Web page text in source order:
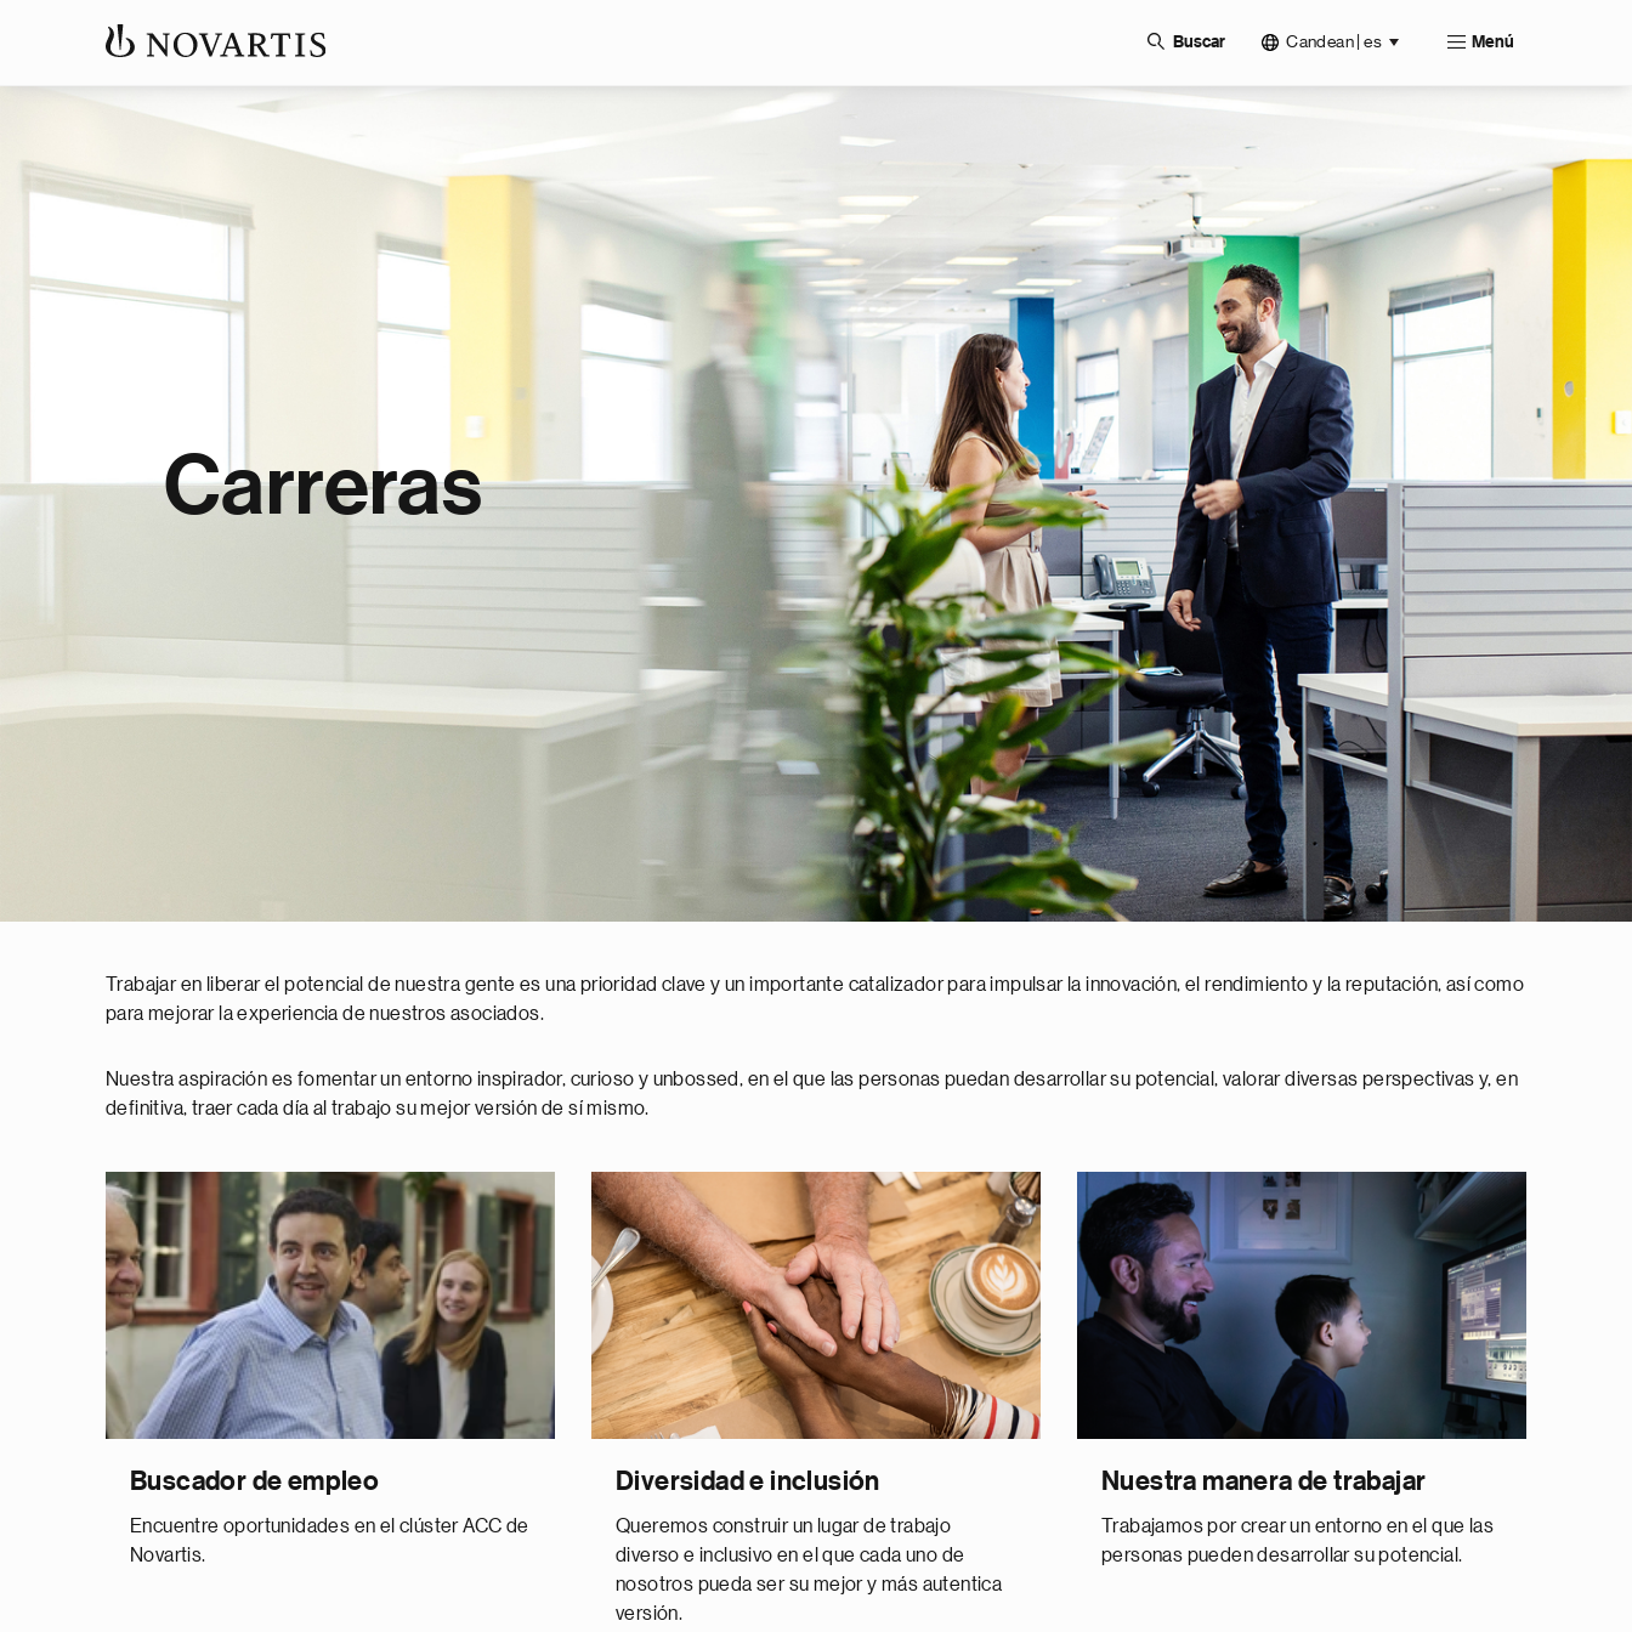
Buscar Candean | es Menú
Carreras
Trabajar en liberar el potencial de nuestra gente es una prioridad clave y un importante catalizador para impulsar la innovación, el rendimiento y la reputación, así como
para mejorar la experiencia de nuestros asociados.
Nuestra aspiración es fomentar un entorno inspirador, curioso y unbossed, en el que las personas puedan desarrollar su potencial, valorar diversas perspectivas y, en
definitiva, traer cada día al trabajo su mejor versión de sí mismo.
Buscador de empleo
Encuentre oportunidades en el clúster ACC de
Novartis.
Diversidad e inclusión
Queremos construir un lugar de trabajo
diverso e inclusivo en el que cada uno de
nosotros pueda ser su mejor y más autentica
versión.
Nuestra manera de trabajar
Trabajamos por crear un entorno en el que las
personas pueden desarrollar su potencial.